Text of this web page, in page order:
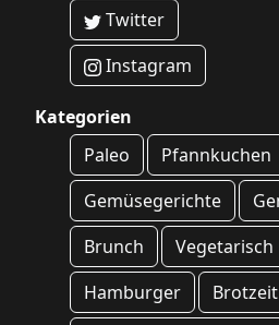
Twitter
Instagram
Kategorien
Paleo
Pfannkuchen
Gemüsegerichte
Brunch
Vegetarisch
Hamburger
Brotzeit